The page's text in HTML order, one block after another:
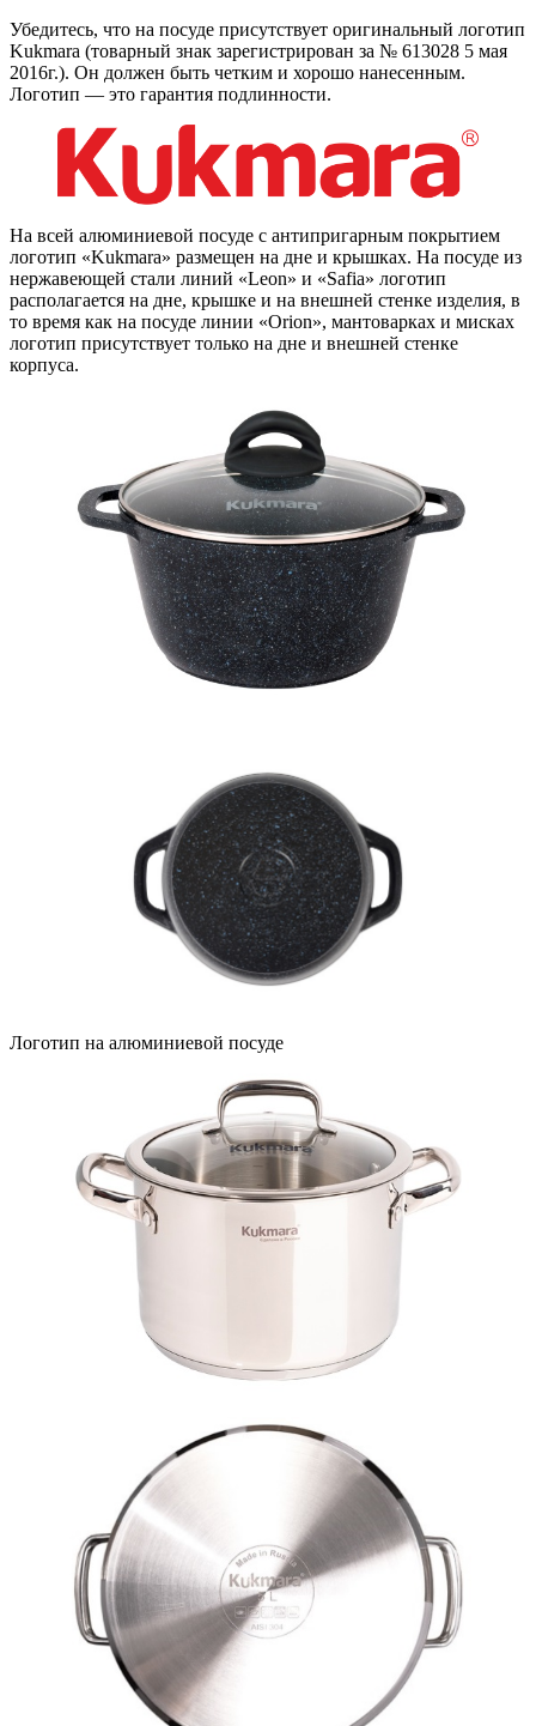
Убедитесь, что на посуде присутствует оригинальный логотип
Kukmara (товарный знак зарегистрирован за № 613028 5 мая
2016г.). Он должен быть четким и хорошо нанесенным.
Логотип — это гарантия подлинности.
На всей алюминиевой посуде с антипригарным покрытием
логотип «Kukmara» размещен на дне и крышках. На посуде из
нержавеющей стали линий «Leon» и «Safia» логотип
располагается на дне, крышке и на внешней стенке изделия, в
то время как на посуде линии «Orion», мантоварках и мисках
логотип присутствует только на дне и внешней стенке
корпуса.
Логотип на алюминиевой посуде